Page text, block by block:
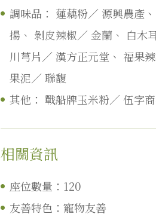
調味品： 蓮藕粉／ 源興農產、
揚、 剝皮辣椒／ 金蘭、 白木
川芎片／ 漢方正元堂、 福果
果泥／ 聯馥
其他： 戰船牌玉米粉／ 伍字
相關資訊
座位數量：120
友善特色：寵物友善